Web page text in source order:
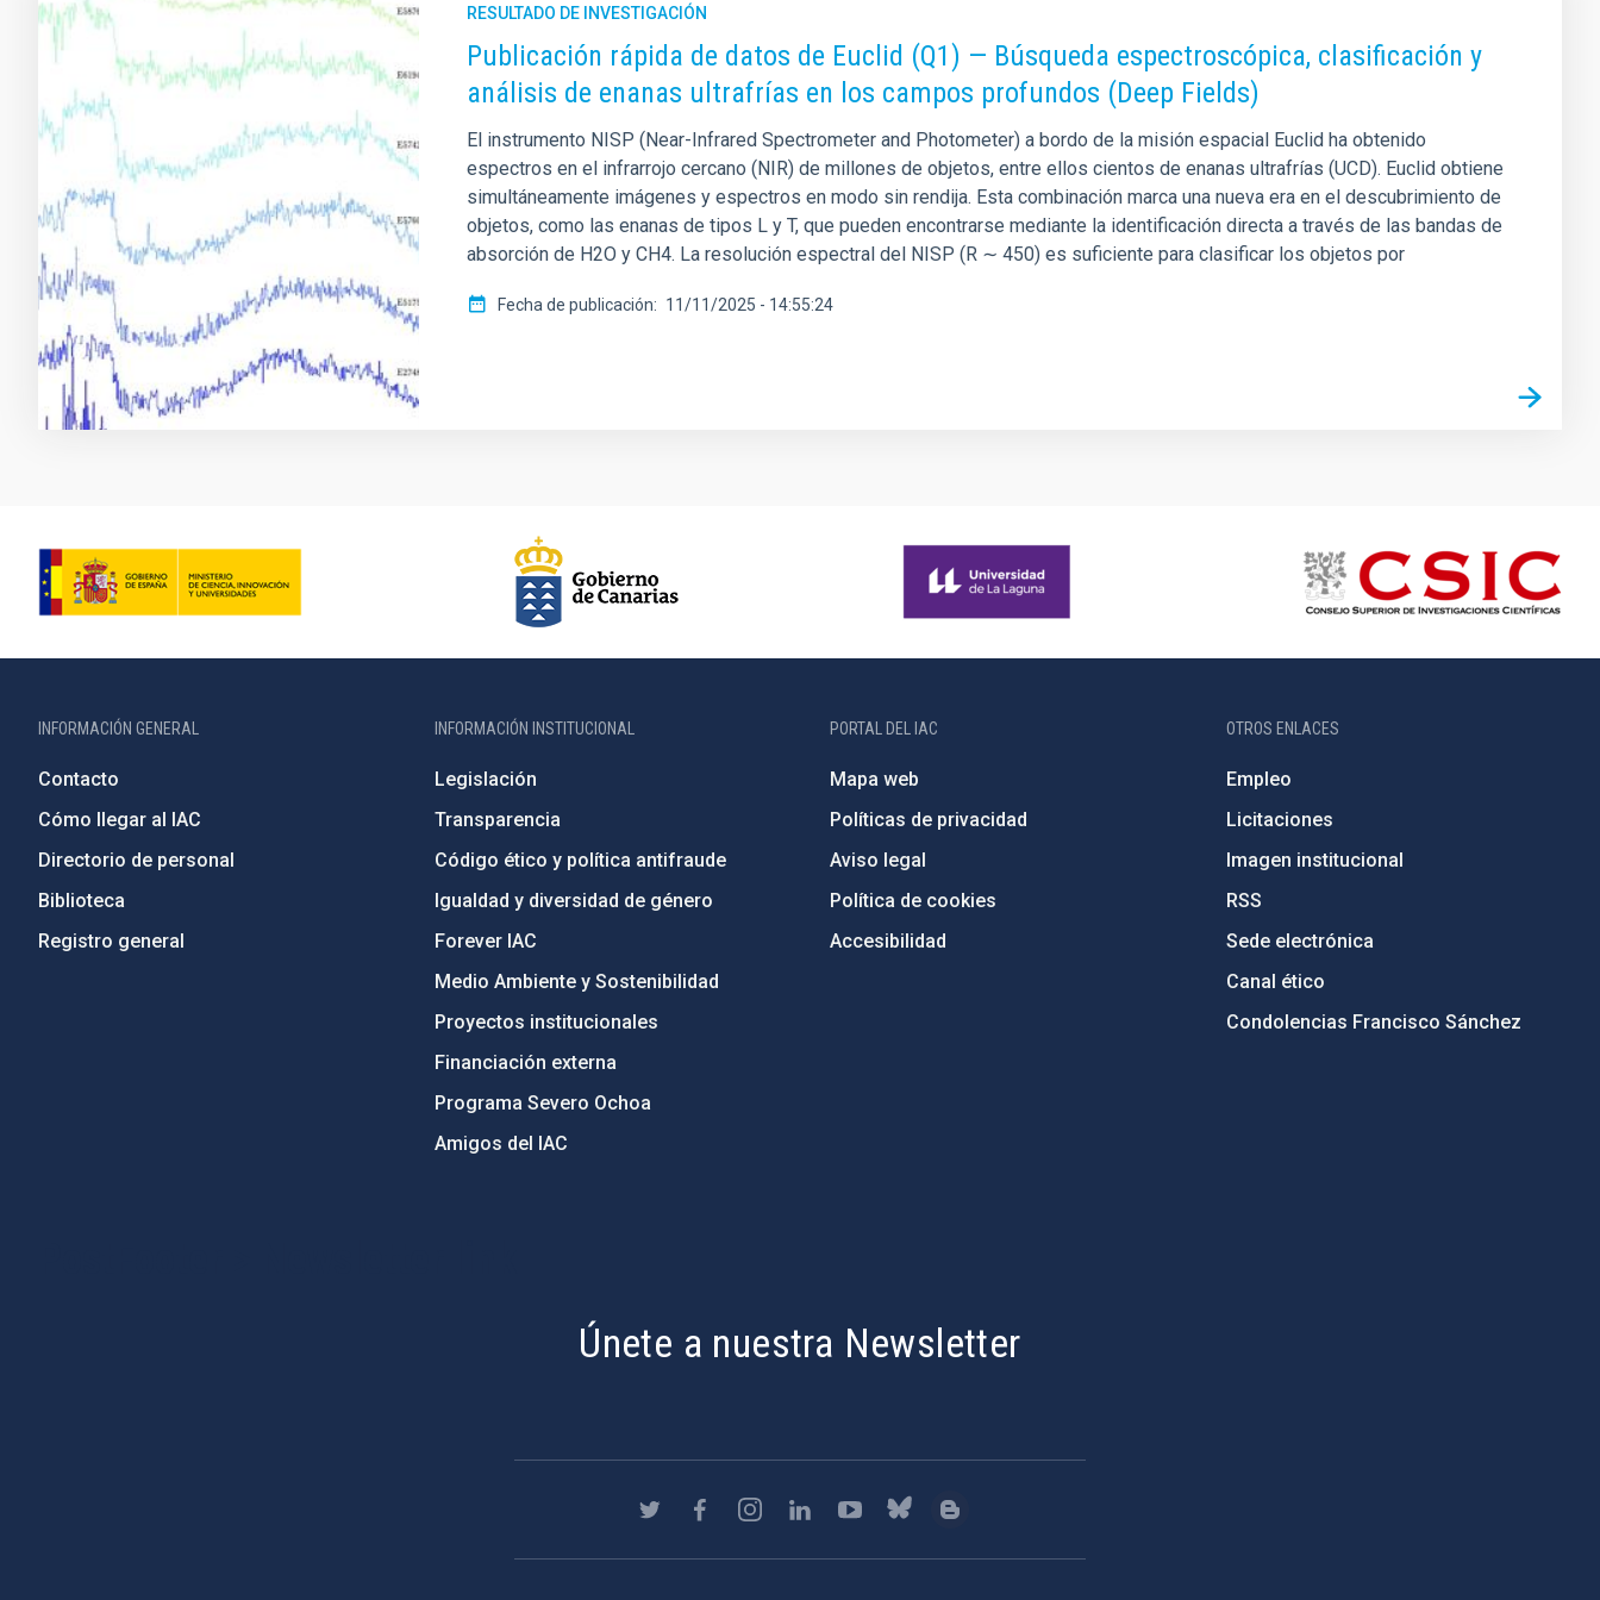
RESULTADO DE INVESTIGACIÓN
Publicación rápida de datos de Euclid (Q1) — Búsqueda espectroscópica, clasificación y
análisis de enanas ultrafrías en los campos profundos (Deep Fields)
El instrumento NISP (Near-Infrared Spectrometer and Photometer) a bordo de la misión espacial Euclid ha obtenido
espectros en el infrarrojo cercano (NIR) de millones de objetos, entre ellos cientos de enanas ultrafrías (UCD). Euclid obtiene
simultáneamente imágenes y espectros en modo sin rendija. Esta combinación marca una nueva era en el descubrimiento de
objetos, como las enanas de tipos L y T, que pueden encontrarse mediante la identificación directa a través de las bandas de
absorción de H2O y CH4. La resolución espectral del NISP (R ∼ 450) es suficiente para clasificar los objetos por
Fecha de publicación 11/11/2025 - 14:55:24
INFORMACIÓN GENERAL
Contacto
Cómo llegar al IAC
Directorio de personal
Biblioteca
Registro general
INFORMACIÓN INSTITUCIONAL
Legislación
Transparencia
Código ético y política antifraude
Igualdad y diversidad de género
Forever IAC
Medio Ambiente y Sostenibilidad
Proyectos institucionales
Financiación externa
Programa Severo Ochoa
Amigos del IAC
PORTAL DEL IAC
Mapa web
Políticas de privacidad
Aviso legal
Política de cookies
Accesibilidad
OTROS ENLACES
Empleo
Licitaciones
Imagen institucional
RSS
Sede electrónica
Canal ético
Condolencias Francisco Sánchez
Únete a nuestra Newsletter